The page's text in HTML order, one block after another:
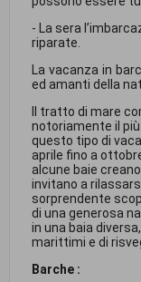
- La sera
riparate.
La vacanza in
ed amanti della
Il tratto di mare
notoriamente il
questo tipo di
aprile fino a
alcune baie
invitano a
sorprendente
di una generosa
in una baia
marittimi e di
Barche :